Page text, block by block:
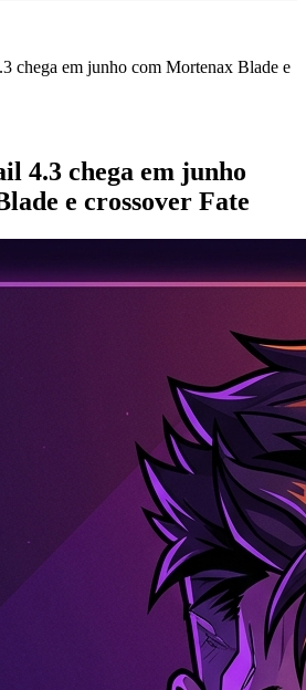
chega em junho com Mortenax Blade e
4.3 chega em junho
e crossover Fate